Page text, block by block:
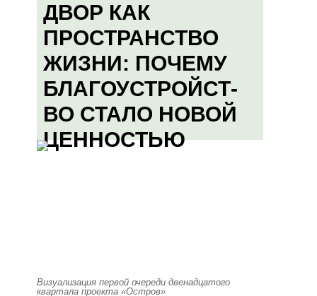
ДВОР КАК
ПРОСТРАНСТВО
ЖИЗНИ: ПОЧЕМУ
БЛАГОУСТРОЙСТ-
ВО СТАЛО НОВОЙ
ЦЕННОСТЬЮ
Визуализация первой очереди двенадцатого
квартала проекта «Остров»